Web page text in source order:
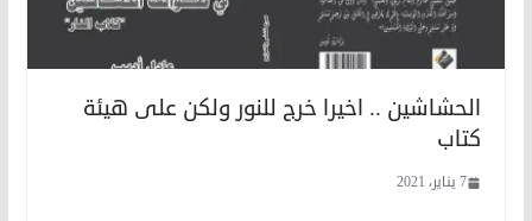
الحشاشين .. اخيرا خرج للنور ولكن على هيئة
كتاب
7 يناير، 2021